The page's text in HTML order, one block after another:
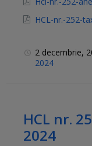
HCL-nr.-252-
2 decembrie,
2024
HCL nr.
2024